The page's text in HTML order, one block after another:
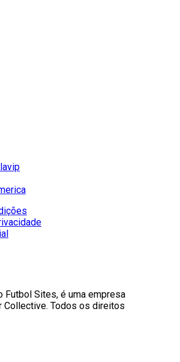
Futbol Sites, é uma empresa
Collective. Todos os direitos